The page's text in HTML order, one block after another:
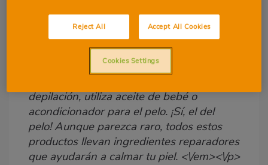
Si se te ha acabado la crema hidratante
depilación, utiliza aceite de bebé o
acondicionador para el pelo. ¡Sí, el del
pelo! Aunque parezca raro, todos estos
productos llevan ingredientes reparadores
que ayudarán a calmar tu piel. <\/em><\/p>
Reject All Accept All Cookies
Cookies Settings